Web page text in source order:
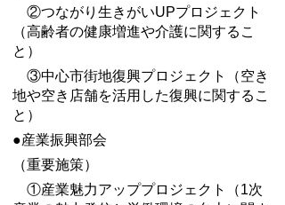
②つながり生きがいUPプロジェクト
（高齢者の健康増進や介護に関するこ
と）
③中心市街地復興プロジェクト（空き
地や空き店舗を活用した復興に関するこ
と）
●産業振興部会
（重要施策）
①産業魅力アッププロジェクト（1次